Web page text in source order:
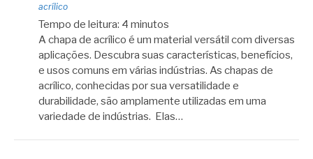
acrílico
Tempo de leitura: 4 minutos
A chapa de acrílico é um material versátil com diversas
aplicações. Descubra suas características, benefícios,
e usos comuns em várias indústrias. As chapas de
acrílico, conhecidas por sua versatilidade e
durabilidade, são amplamente utilizadas em uma
variedade de indústrias. Elas…